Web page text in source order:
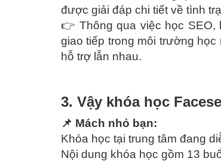
được giải đáp chi tiết về tình
👉 Thông qua việc học
giao tiếp trong môi trường
hỗ trợ lẫn nhau.
3. Vậy khóa học
📌 Mách nhỏ bạn:
Khóa học tại trung tâm đang
Nội dung khóa học gồm 13